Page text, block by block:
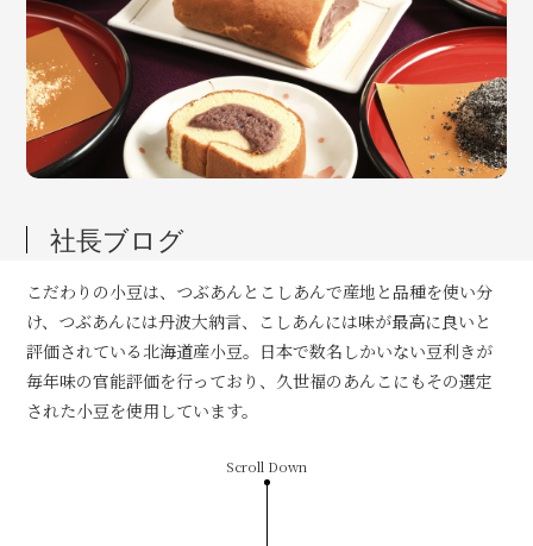
社長ブログ
こだわりの小豆は、つぶあんとこしあんで産地と品種を使い分
け、つぶあんには丹波大納言、こしあんには味が最高に良いと
評価されている北海道産小豆。日本で数名しかいない豆利きが
毎年味の官能評価を行っており、久世福のあんこにもその選定
された小豆を使用しています。
Scroll Down